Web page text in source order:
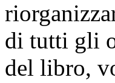
di tutti gli
del libro,